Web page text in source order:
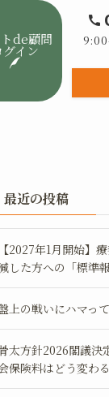
de顧問
グイン
最近の投稿
【2027年1月開始】
した方への「標準
上の戦いにハマっ
太方針2026閣議決
保険料はどう変わ